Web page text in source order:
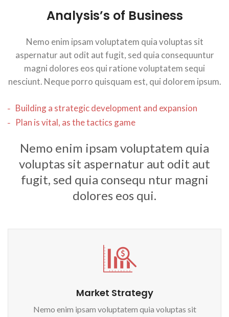
Analysis’s of Business
Nemo enim ipsam voluptatem quia voluptas sit
aspernatur aut odit aut fugit, sed quia consequuntur
magni dolores eos qui ratione voluptatem sequi
nesciunt. Neque porro quisquam est, qui dolorem ipsum.
Building a strategic development and expansion
Plan is vital, as the tactics game
Nemo enim ipsam voluptatem quia
voluptas sit aspernatur aut odit aut
fugit, sed quia consequ ntur magni
dolores eos qui.
Market Strategy
Nemo enim ipsam voluptatem quia voluptas sit